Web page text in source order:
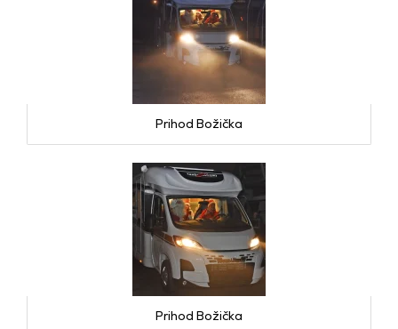
Prihod Božička
Prihod Božička